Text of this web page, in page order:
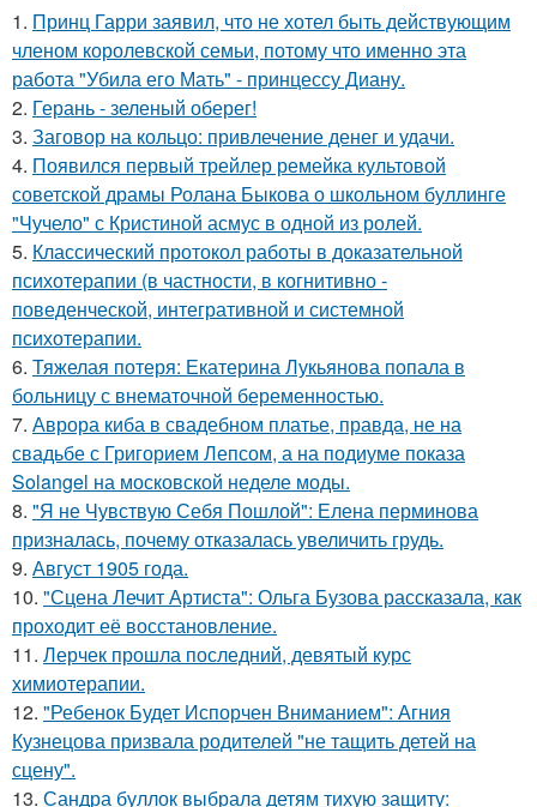
1. Принц Гарри заявил, что не хотел быть действующим
членом королевской семьи, потому что именно эта
работа "Убила его Мать" - принцессу Диану.
2. Герань - зеленый оберег!
3. Заговор на кольцо: привлечение денег и удачи.
4. Появился первый трейлер ремейка культовой
советской драмы Ролана Быкова о школьном буллинге
"Чучело" с Кристиной асмус в одной из ролей.
5. Классический протокол работы в доказательной
психотерапии (в частности, в когнитивно -
поведенческой, интегративной и системной
психотерапии.
6. Тяжелая потеря: Екатерина Лукьянова попала в
больницу с внематочной беременностью.
7. Аврора киба в свадебном платье, правда, не на
свадьбе с Григорием Лепсом, а на подиуме показа
Solangel на московской неделе моды.
8. "Я не Чувствую Себя Пошлой": Елена перминова
призналась, почему отказалась увеличить грудь.
9. Август 1905 года.
10. "Сцена Лечит Артиста": Ольга Бузова рассказала, как
проходит её восстановление.
11. Лерчек прошла последний, девятый курс
химиотерапии.
12. "Ребенок Будет Испорчен Вниманием": Агния
Кузнецова призвала родителей "не тащить детей на
сцену".
13. Сандра буллок выбрала детям тихую защиту: